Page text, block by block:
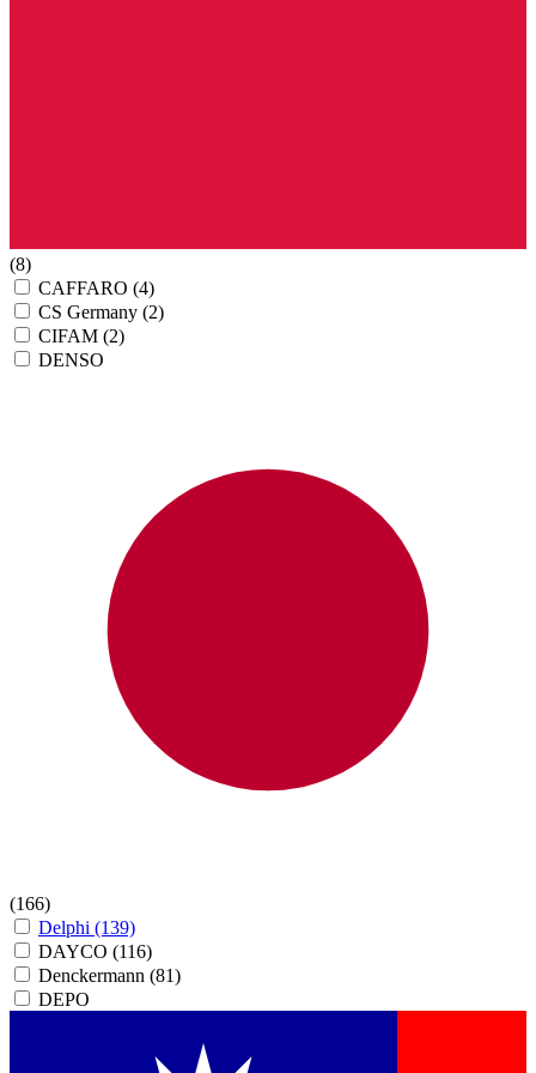
(8)
CAFFARO (4)
CS Germany (2)
CIFAM (2)
DENSO
(166)
Delphi (139)
DAYCO (116)
Denckermann (81)
DEPO